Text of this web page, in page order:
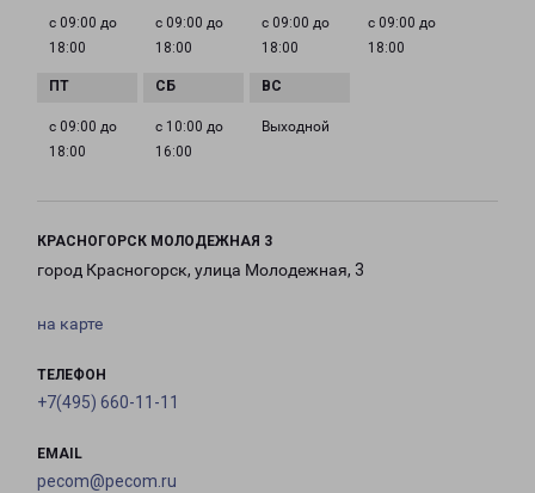
с 09:00 до
18:00
с 09:00 до
18:00
с 09:00 до
18:00
с 09:00 до
18:00
с 09:00 до
18:00
с 10:00 до
16:00
Выходной
КРАСНОГОРСК МОЛОДЕЖНАЯ 3
город Красногорск, улица Молодежная, 3
на карте
ТЕЛЕФОН
+7(495) 660-11-11
EMAIL
pecom@pecom.ru